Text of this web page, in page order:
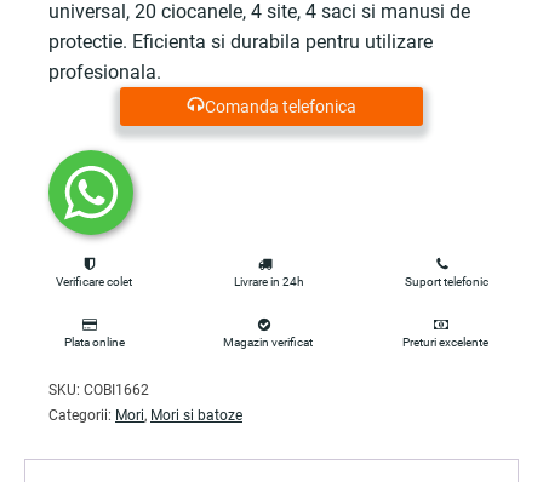
universal, 20 ciocanele, 4 site, 4 saci si manusi de
protectie. Eficienta si durabila pentru utilizare
profesionala.
Comanda telefonica
Verificare colet Livrare in 24h Suport telefonic
Plata online Magazin verificat Preturi excelente
SKU: COBI1662
Categorii: Mori, Mori si batoze